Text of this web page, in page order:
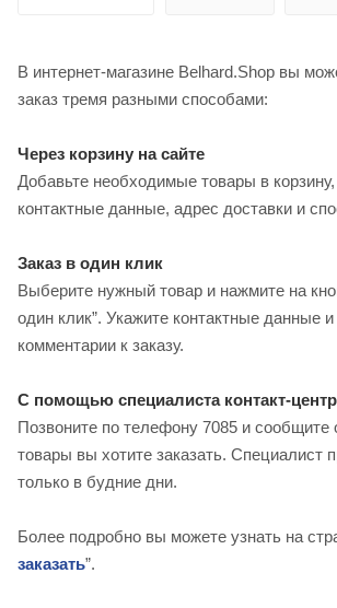
В интернет-магазине Belhard.Shop вы
заказ тремя разными способами:
Через корзину на сайте
Добавьте необходимые товары в
контактные данные, адрес доставки и
Заказ в один клик
Выберите нужный товар и нажмите на
один клик”. Укажите контактные данные и
комментарии к заказу.
С помощью специалиста контакт-
Позвоните по телефону 7085 и сообщите
товары вы хотите заказать. Специалист
только в будние дни.
Более подробно вы можете узнать на
заказать”.